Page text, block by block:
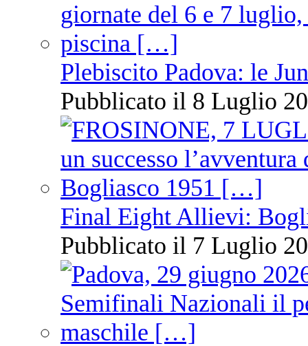
Plebiscito Padova: le
Pubblicato il 8 Luglio
Final Eight Allievi:
Pubblicato il 7 Luglio